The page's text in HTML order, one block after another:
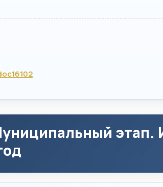
этап.